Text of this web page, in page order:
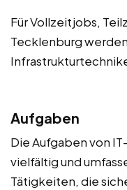
Für Vollzeitjobs,
Tecklenburg
Aufgaben
Die Aufgaben von
vielfältig und
Tätigkeiten, die